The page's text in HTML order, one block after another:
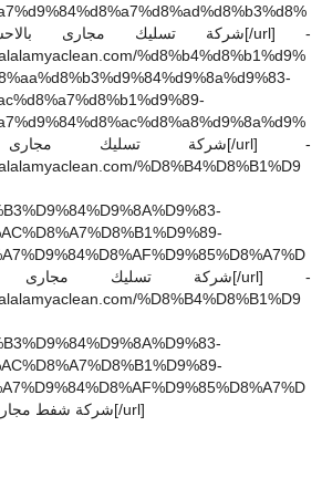
%d8%b4%d8%b1%d9%
%D8%B4%D8%B1%D9
%D8%B4%D8%B1%D9
9%85/]شركة شفط مجارى بالدمام[/url]